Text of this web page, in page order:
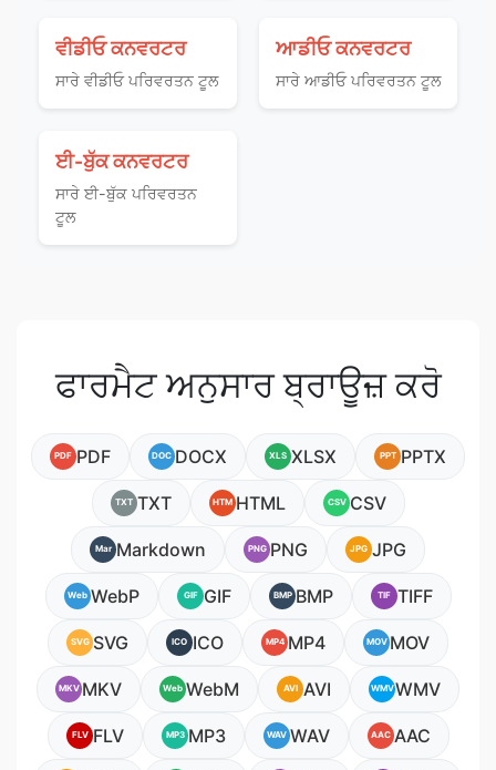
ਵੀਡੀਓ ਕਨਵਰਟਰ
ਸਾਰੇ ਵੀਡੀਓ ਪਰਿਵਰਤਨ ਟੂਲ
ਆਡੀਓ ਕਨਵਰਟਰ
ਸਾਰੇ ਆਡੀਓ ਪਰਿਵਰਤਨ ਟੂਲ
ਈ-ਬੁੱਕ ਕਨਵਰਟਰ
ਸਾਰੇ ਈ-ਬੁੱਕ ਪਰਿਵਰਤਨ
ਟੂਲ
ਫਾਰਮੈਟ ਅਨੁਸਾਰ ਬ੍ਰਾਊਜ਼ ਕਰੋ
PDF PDF DOC DOCX XLS XLSX PPT PPTX
TXT TXT HTM HTML CSV CSV
Mar Markdown PNG PNG JPG JPG
Web WebP GIF GIF BMP BMP TIF TIFF
SVG SVG ICO ICO MP4 MP4 MOV MOV
MKV MKV Web WebM AVI AVI WMVWMV
FLV FLV MP3 MP3 WAV WAV AAC AAC